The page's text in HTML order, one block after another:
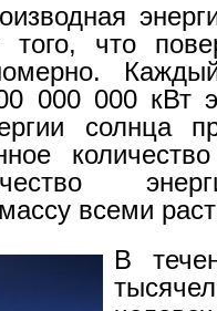
того, что
000 000 кВт
солнца
всеми
В